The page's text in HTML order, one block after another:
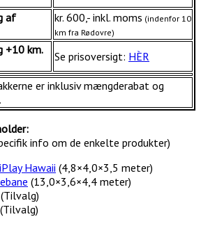
af
kr. 600,- inkl. moms (indenfor 10
km fra Rødovre)
+10 km.
Se prisoversigt: HÈR
er inklusiv mængderabat og
info om de enkelte produkter)
Hawaii (4,8×4,0×3,5 meter)
(13,0×3,6×4,4 meter)
(Tilvalg)
(Tilvalg)